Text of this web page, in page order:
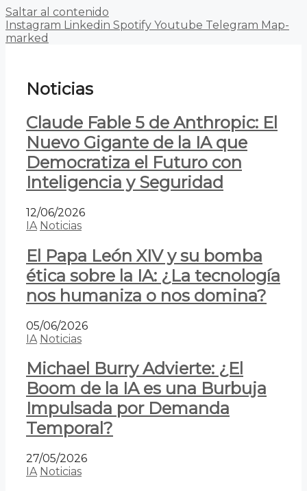
Saltar al contenido
Instagram Linkedin Spotify Youtube Telegram Map-
marked
Noticias
Claude Fable 5 de Anthropic: El
Nuevo Gigante de la IA que
Democratiza el Futuro con
Inteligencia y Seguridad
12/06/2026
IA Noticias
El Papa León XIV y su bomba
ética sobre la IA: ¿La tecnología
nos humaniza o nos domina?
05/06/2026
IA Noticias
Michael Burry Advierte: ¿El
Boom de la IA es una Burbuja
Impulsada por Demanda
Temporal?
27/05/2026
IA Noticias